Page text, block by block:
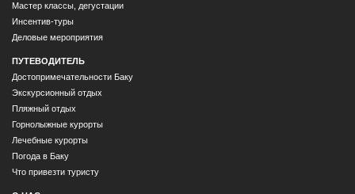
Мастер классы, дегустации
Инсентив-туры
Деловые мероприятия
ПУТЕВОДИТЕЛЬ
Достопримечательности Баку
Экскурсионный отдых
Пляжный отдых
Горнолыжные курорты
Лечебные курорты
Погода в Баку
Что привезти туристу